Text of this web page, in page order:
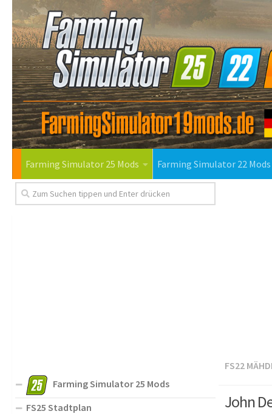
Farming Simulator 25 Mods Farming Simulator 22 Mods
FS22
John
Farming Simulator 25 Mods
FS25 Stadtplan